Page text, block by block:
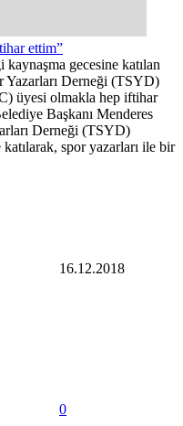
ettim”
gecesine katılan
Yazarları Derneği (TSYD)
üyesi olmakla hep iftihar
Başkanı Menderes
Derneği (TSYD)
spor yazarları ile bir
16.12.2018
0